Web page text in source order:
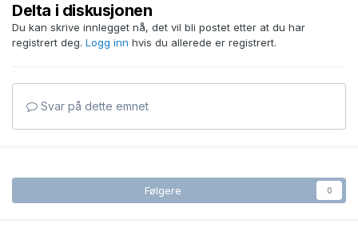
Delta i diskusjonen
Du kan skrive innlegget nå, det vil bli postet etter at du har
registrert deg. Logg inn hvis du allerede er registrert.
Svar på dette emnet
Følgere 0